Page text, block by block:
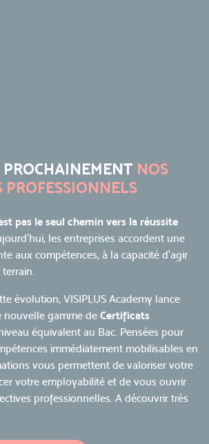
PROCHAINEMENT NOS
PROFESSIONNELS
pas le seul chemin vers la réussite
les entreprises accordent une
aux compétences, à la capacité d'agir
évolution, VISIPLUS Academy lance
nouvelle gamme de Certificats
équivalent au Bac. Pensées pour
immédiatement mobilisables en
vous permettent de valoriser votre
votre employabilité et de vous ouvrir
professionnelles. A découvrir très